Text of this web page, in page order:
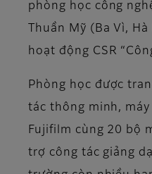
phòng học công
Thuần Mỹ (Ba Vì,
hoạt động CSR
Phòng học được
tác thông minh,
Fujifilm cùng 20 bộ
trợ công tác giảng